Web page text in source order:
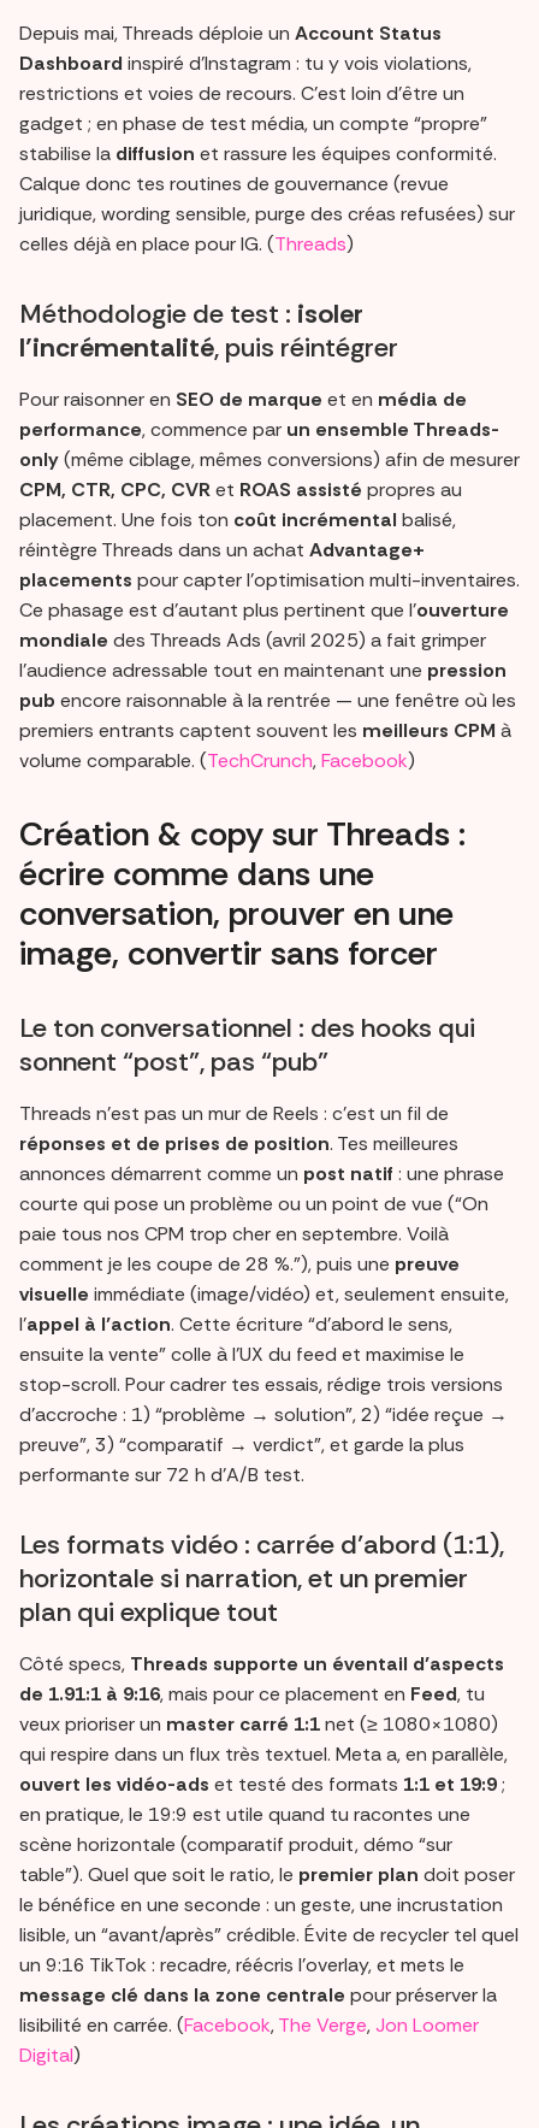
Depuis mai, Threads déploie un Account Status
Dashboard inspiré d’Instagram : tu y vois violations,
restrictions et voies de recours. C’est loin d’être un
gadget ; en phase de test média, un compte “propre”
stabilise la diffusion et rassure les équipes conformité.
Calque donc tes routines de gouvernance (revue
juridique, wording sensible, purge des créas refusées) sur
celles déjà en place pour IG. (Threads)
Méthodologie de test : isoler
l’incrémentalité, puis réintégrer
Pour raisonner en SEO de marque et en média de
performance, commence par un ensemble Threads-
only(même ciblage, mêmes conversions) afin de mesurer
CPM, CTR, CPC, CVRet ROAS assisté propres au
placement. Une fois ton coût incrémental balisé,
réintègre Threads dans un achat Advantage+
placements pour capter l’optimisation multi-inventaires.
Ce phasage est d’autant plus pertinent que l’ouverture
mondiale des Threads Ads (avril 2025) a fait grimper
l’audience adressable tout en maintenant une pression
pub encore raisonnable à la rentrée — une fenêtre où les
premiers entrants captent souvent les meilleurs CPM à
volume comparable. (TechCrunch,Facebook)
Création & copy sur Threads :
écrire comme dans une
conversation, prouver en une
image, convertir sans forcer
Le ton conversationnel : des hooks qui
sonnent “post”, pas “pub”
Threads n’est pas un mur de Reels : c’est un fil de
réponses et de prises de position. Tes meilleures
annonces démarrent comme un post natif : une phrase
courte qui pose un problème ou un point de vue (“On
paie tous nos CPM trop cher en septembre. Voilà
comment je les coupe de 28 %.”), puis une preuve
visuelle immédiate (image/vidéo) et, seulement ensuite,
l’appel à l’action. Cette écriture “d’abord le sens,
ensuite la vente” colle à l’UX du feed et maximise le
stop-scroll. Pour cadrer tes essais, rédige trois versions
d’accroche : 1) “problème → solution”, 2) “idée reçue →
preuve”, 3) “comparatif → verdict”, et garde la plus
performante sur 72 h d’A/B test.
Les formats vidéo : carrée d’abord (1:1),
horizontale si narration, et un premier
plan qui explique tout
Côté specs, Threads supporte un éventail d’aspects
de 1.91:1 à 9:16, mais pour ce placement en Feed, tu
veux prioriser un master carré 1:1net (≥ 1080×1080)
qui respire dans un flux très textuel. Meta a, en parallèle,
ouvert les vidéo-ads et testé des formats 1:1 et 19:9;
en pratique, le 19:9 est utile quand tu racontes une
scène horizontale (comparatif produit, démo “sur
table”). Quel que soit le ratio, le premier plan doit poser
le bénéfice en une seconde : un geste, une incrustation
lisible, un “avant/après” crédible. Évite de recycler tel quel
un 9:16 TikTok : recadre, réécris l’overlay, et mets le
message clé dans la zone centrale pour préserver la
lisibilité en carrée. (Facebook,The Verge,Jon Loomer
Digital)